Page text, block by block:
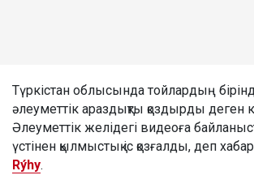
Түркістан облысында тойлардың
әлеуметтік араздықты қоздырды деген
Әлеуметтік желідегі видеоға
үстінен қылмыстық іс қозғалды, деп
Rýhy.